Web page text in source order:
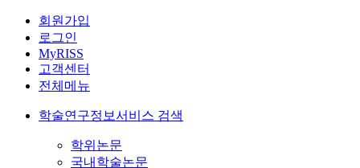
회원가입
로그인
MyRISS
고객센터
전체메뉴
학술연구정보서비스 검색
학위논문
국내학술논문